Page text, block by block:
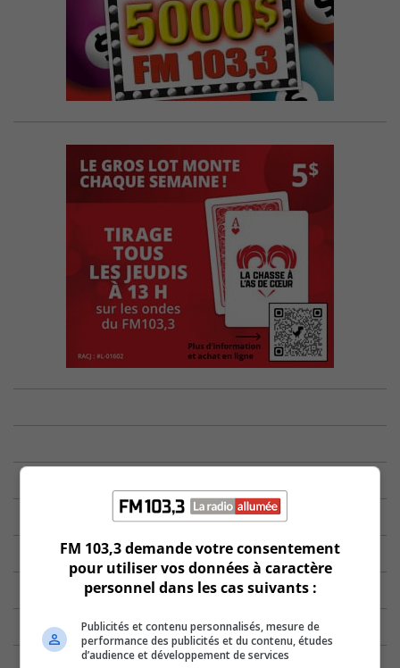
FM 103,3 demande votre consentement
pour utiliser vos données à caractère
personnel dans les cas suivants :
Publicités et contenu personnalisés, mesure de
performance des publicités et du contenu, études
d’audience et développement de services